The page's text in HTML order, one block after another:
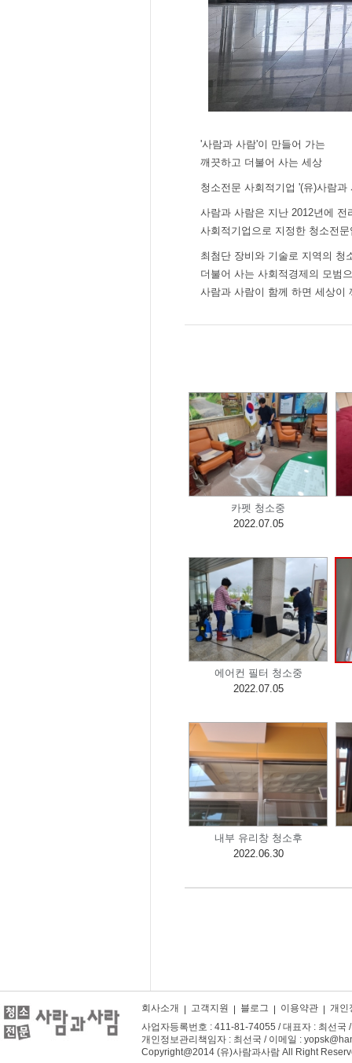
'사람과 사람'이 만들어 가는
깨끗하고 더불어 사는 세상
청소전문 사회적기업 '(유)사람과
사람과 사람은 지난 2012년에 전
사회적기업으로 지정한 청소전
최첨단 장비와 기술로 지역의 청
더불어 사는 사회적경제의 모범
사람과 사람이 함께 하면 세상이
카펫 청소중
2022.07.05
에어컨 필터 청소중
2022.07.05
내부 유리창 청소후
2022.06.30
회사소개 고객지원 블로그 이용약관
개인
사업자등록번호 : 411-81-74055 / 대표자 : 최선
개인정보관리책임자 : 최선국 / 이메일 :
Copyright@2014 (유)사람과사람 All Right